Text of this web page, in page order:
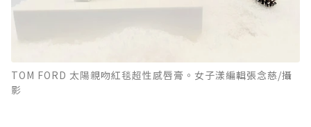
TOM FORD 太陽親吻紅毯超性感唇膏。女子漾編輯張念慈/攝
影